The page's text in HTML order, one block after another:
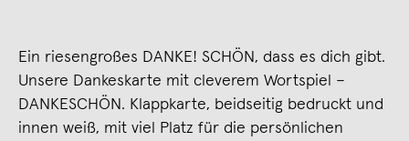
Ein riesengroßes DANKE! SCHÖN, dass es dich gibt.
Unsere Dankeskarte mit cleverem Wortspiel –
DANKESCHÖN. Klappkarte, beidseitig bedruckt und
innen weiß, mit viel Platz für die persönlichen